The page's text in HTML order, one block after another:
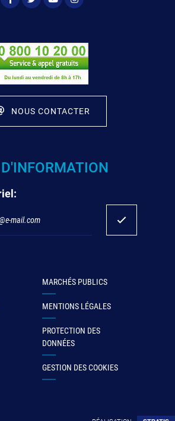
NOUS CONTACTER
D'INFORMATION
MARCHÉS PUBLICS
MENTIONS LÉGALES
PROTECTION DES
DONNÉES
GESTION DES COOKIES